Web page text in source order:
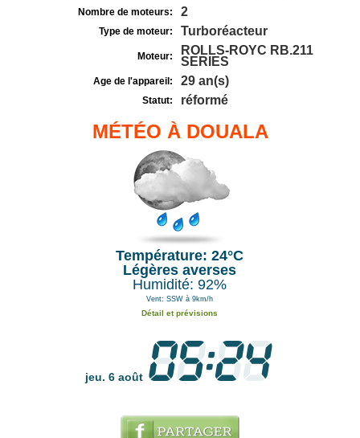
Nombre de moteurs: 2
Type de moteur: Turboréacteur
Moteur:
ROLLS-ROYC RB.211
SERIES
Age de l'appareil: 29 an(s)
Statut: réformé
MÉTÉO À DOUALA
Température: 24°C
Légères averses
Humidité: 92%
Vent: SSW à 9km/h
Détail et prévisions
jeu. 6 août